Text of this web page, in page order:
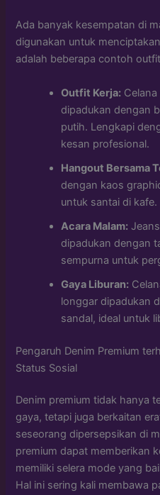
Ada banyak kesempatan di
digunakan untuk
adalah beberapa contoh
Outfit Kerja:
dipadukan dengan
putih. Lengkapi
kesan profesional.
Hangout Bersama
dengan kaos
untuk santai di kafe.
Acara Malam:
dipadukan dengan
sempurna untuk
Gaya Liburan:
longgar dipadukan
sandal, ideal untuk
Pengaruh Denim Premium
Status Sosial
Denim premium tidak hanya
gaya, tetapi juga berkaitan
seseorang dipersepsikan di
premium dapat memberikan
memiliki selera mode yang
Hal ini sering kali membawa